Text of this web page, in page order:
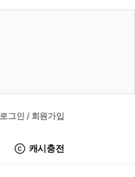
로그인 / 회원가입
캐시충전